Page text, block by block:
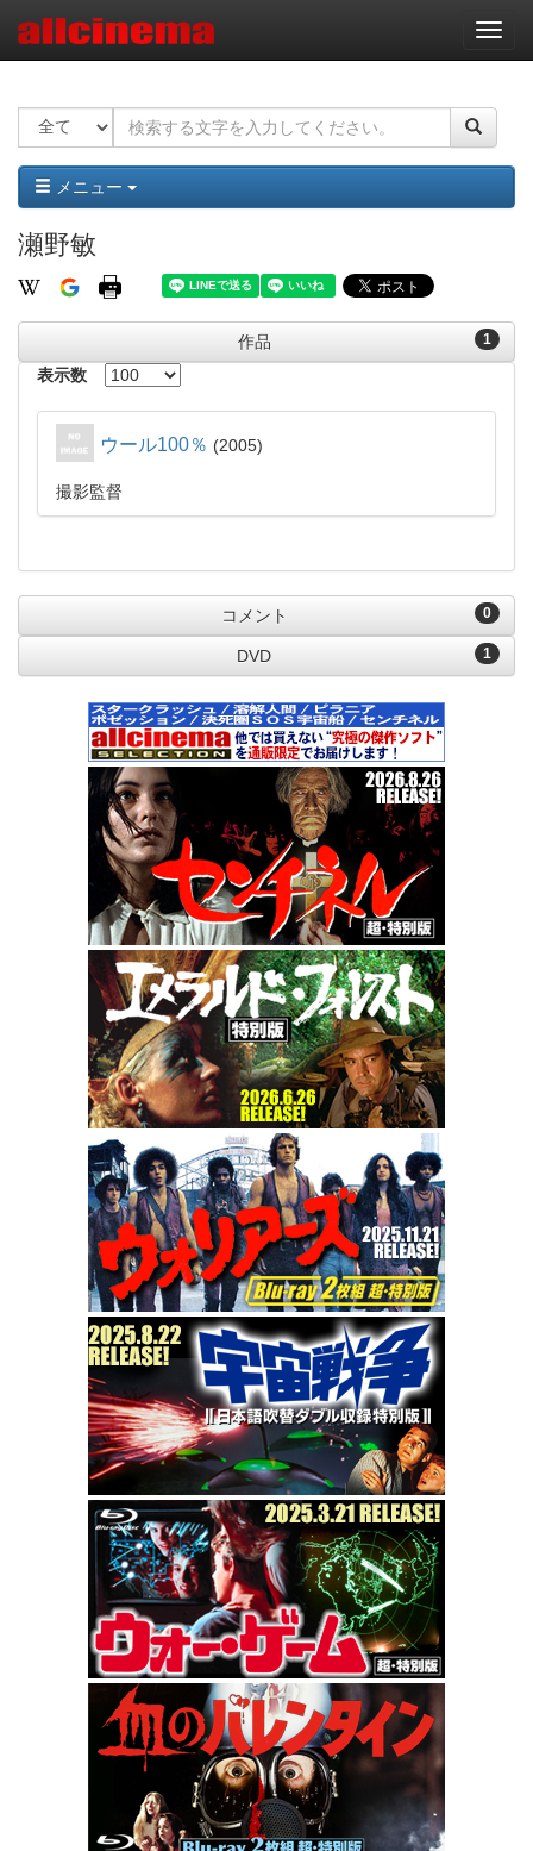
ナ
ビ
ー
ョ
ン
メニュー
瀬野敏
1
作品
表示数
ウール100％ 2005
撮影監督
0
コメント
1
DVD